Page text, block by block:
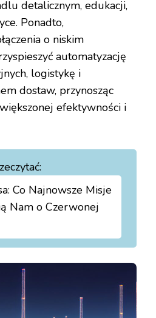
detalicznym, edukacji,
Ponadto,
o niskim
automatyzację
logistykę i
dostaw, przynosząc
efektywności i
Co Najnowsze Misje
Nam o Czerwonej